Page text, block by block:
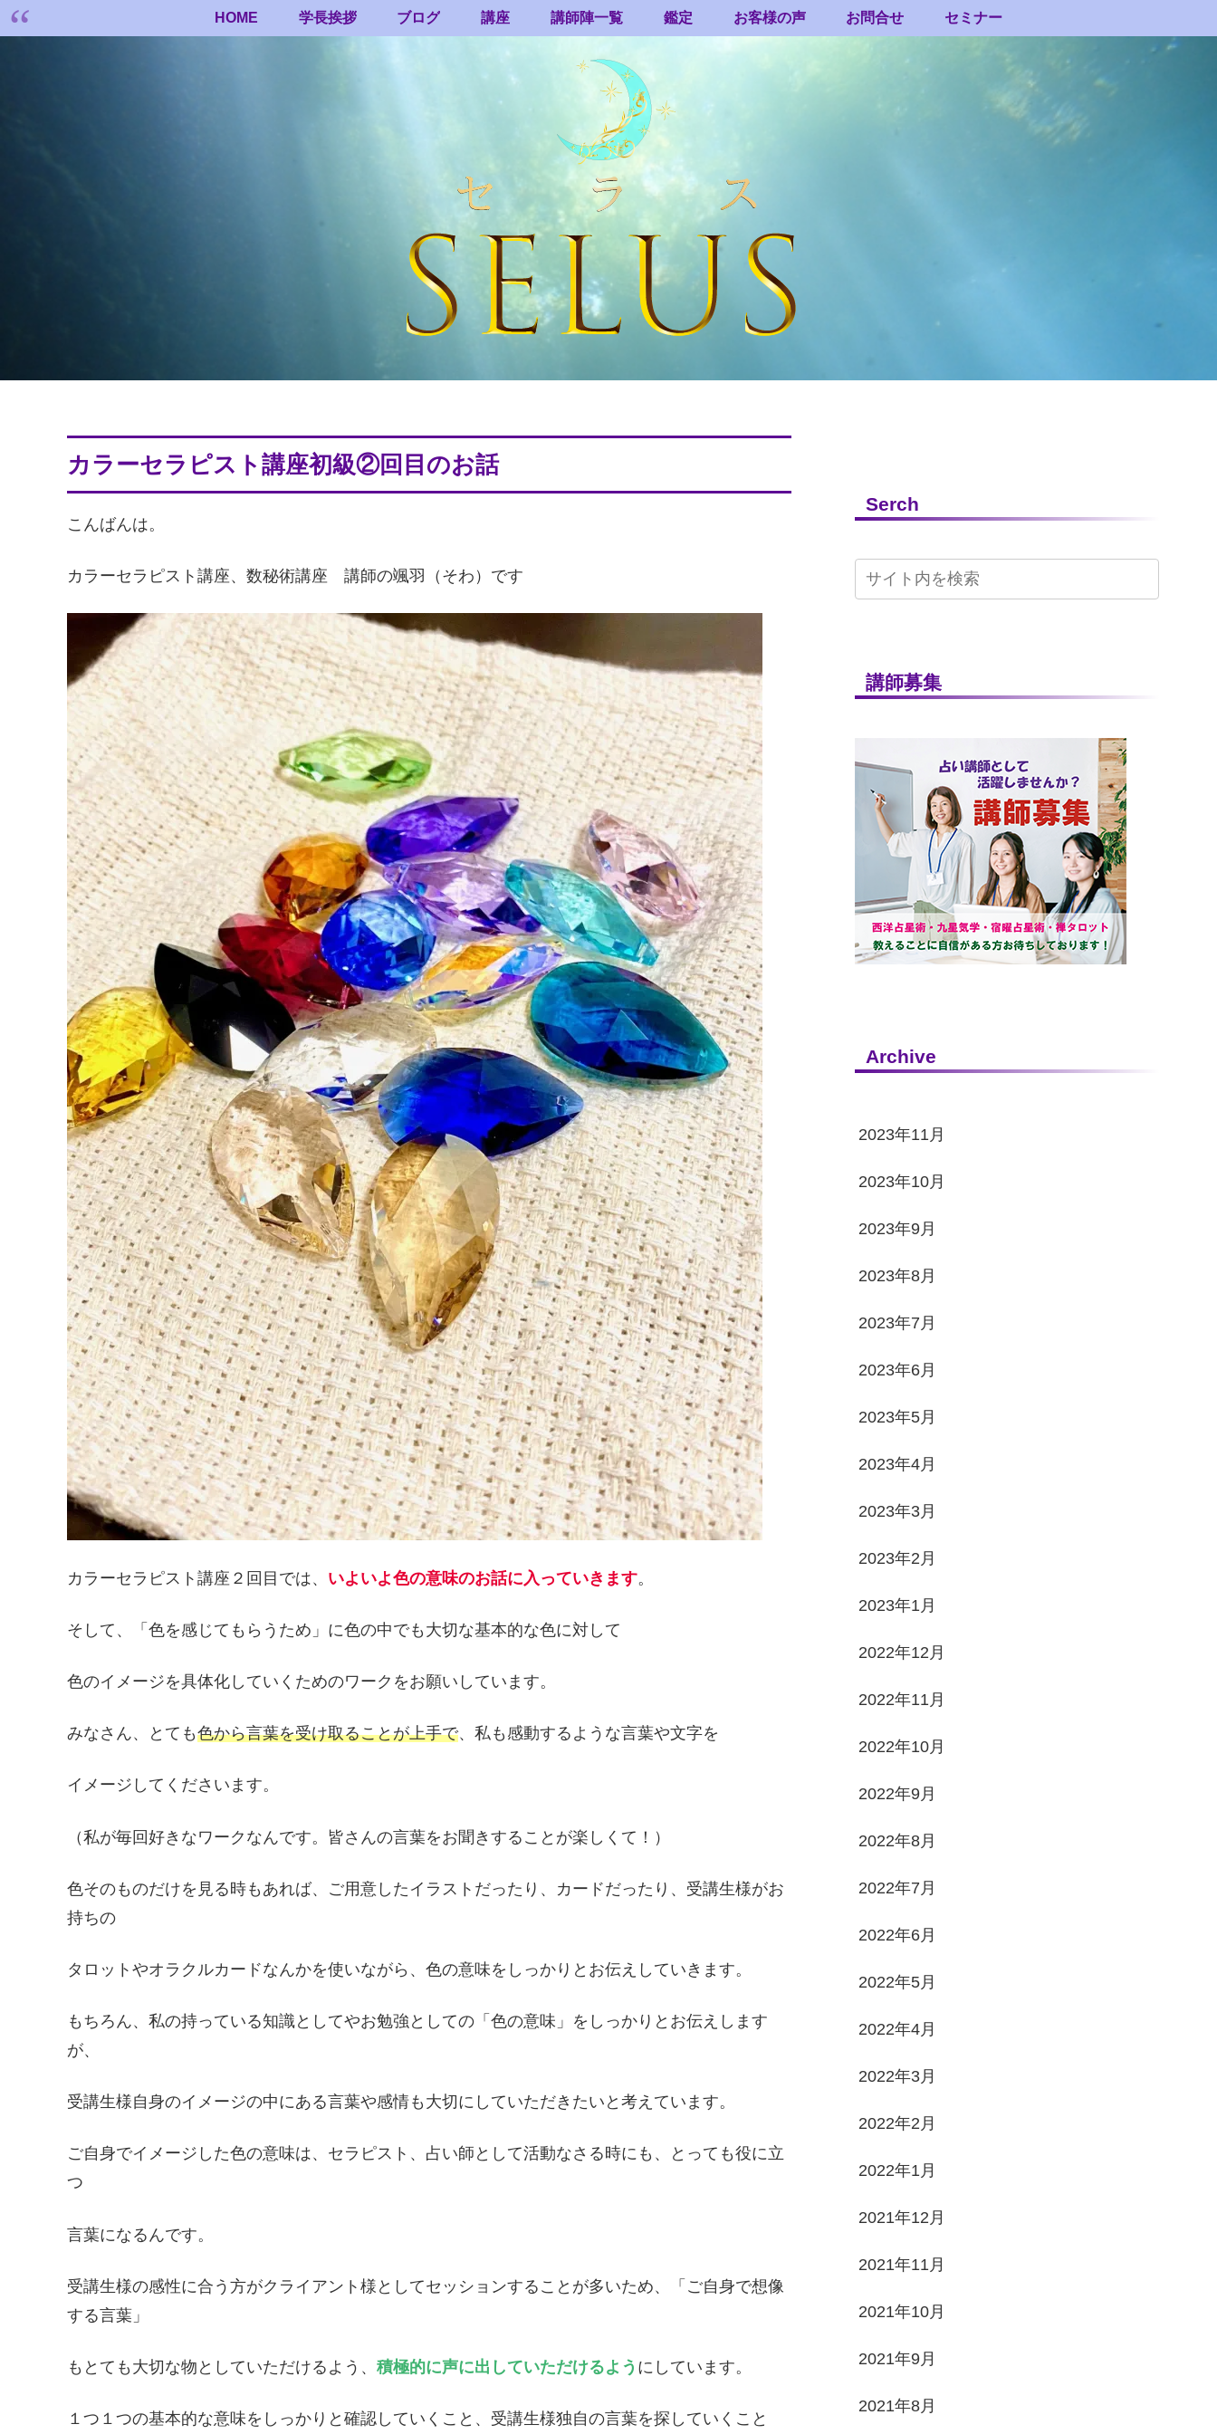
HOME 学長挨拶 ブログ 講座 講師陣一覧 鑑定 お客様の声 お問合せ セミナー
カラーセラピスト講座初級②回目のお話
こんばんは。
カラーセラピスト講座、数秘術講座 講師の颯羽（そわ）です
カラーセラピスト講座２回目では、 いよいよ色の意味のお話に入っていきます。
そして、「色を感じてもらうため」に色の中でも大切な基本的な色に対して
色のイメージを具体化していくためのワークをお願いしています。
みなさん、とても色から言葉を受け取ることが上手で、私も感動するような言葉や文字を
イメージしてくださいます。
（私が毎回好きなワークなんです。皆さんの言葉をお聞きすることが楽しくて！）
色そのものだけを見る時もあれば、ご用意したイラストだったり、カードだったり、受講生様がお
持ちの
タロットやオラクルカードなんかを使いながら、色の意味をしっかりとお伝えしていきます。
もちろん、私の持っている知識としてやお勉強としての「色の意味」をしっかりとお伝えします
が、
受講生様自身のイメージの中にある言葉や感情も大切にしていただきたいと考えています。
ご自身でイメージした色の意味は、セラピスト、占い師として活動なさる時にも、とっても役に立
つ
言葉になるんです。
受講生様の感性に合う方がクライアント様としてセッションすることが多いため、「ご自身で想像
する言葉」
もとても大切な物としていただけるよう、 積極的に声に出していただけるよう にしています。
１つ１つの基本的な意味をしっかりと確認していくこと、受講生様独自の言葉を探していくこと
Serch
講師募集
Archive
2023年11月
2023年10月
2023年9月
2023年8月
2023年7月
2023年6月
2023年5月
2023年4月
2023年3月
2023年2月
2023年1月
2022年12月
2022年11月
2022年10月
2022年9月
2022年8月
2022年7月
2022年6月
2022年5月
2022年4月
2022年3月
2022年2月
2022年1月
2021年12月
2021年11月
2021年10月
2021年9月
2021年8月